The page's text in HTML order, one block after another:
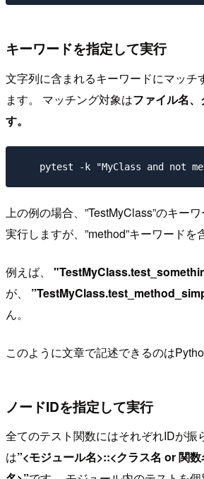
キーワードを指定して実行
文字列に含まれるキーワードにマッチ
ます。 マッチング対象はファイル名
す。
上の例の場合、”TestMyClass”のキー
実行しますが、”method”キーワードを
例えば、
が、
ん。
このように文章で記述できるのは
ノードIDを指定して実行
全てのテスト関数にはそれぞれIDが振
は”<モジュール名>::<クラス名 or 関